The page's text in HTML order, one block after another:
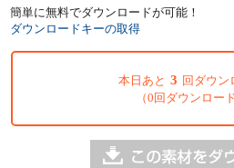
簡単に無料でダウンロードが可能！
ダウンロードキーの取得
本日あと 3 回ダウン
（0回ダウンロー